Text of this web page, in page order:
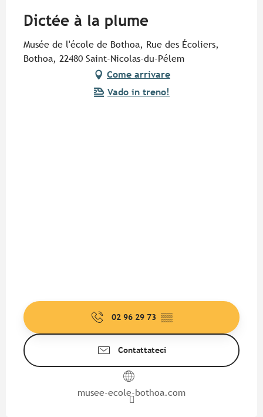
Dictée à la plume
Musée de l'école de Bothoa, Rue des Écoliers,
Bothoa, 22480 Saint-Nicolas-du-Pélem
Come arrivare
Vado in treno!
02 96 29 73 ▒▒
Contattateci
musee-ecole-bothoa.com